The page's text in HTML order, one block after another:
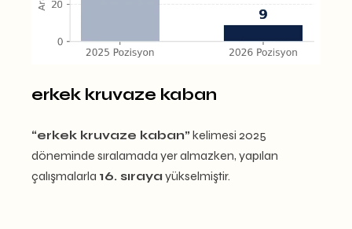
erkek kruvaze kaban
“erkek kruvaze kaban” kelimesi 2025
döneminde sıralamada yer almazken, yapılan
çalışmalarla 16. sıraya yükselmiştir.